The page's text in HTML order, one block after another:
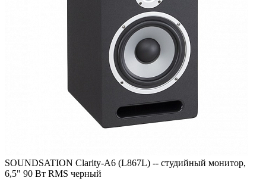
SOUNDSATION Clarity-A6 (L867L) -- студийный монитор,
6,5" 90 Вт RMS черный